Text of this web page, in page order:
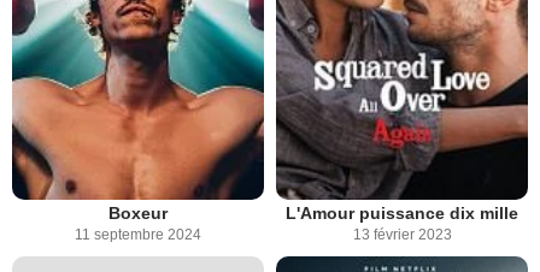
Boxeur
11 septembre 2024
L'Amour puissance dix mille
13 février 2023